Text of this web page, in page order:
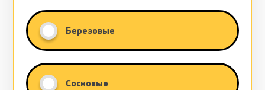
Березовые
Сосновые